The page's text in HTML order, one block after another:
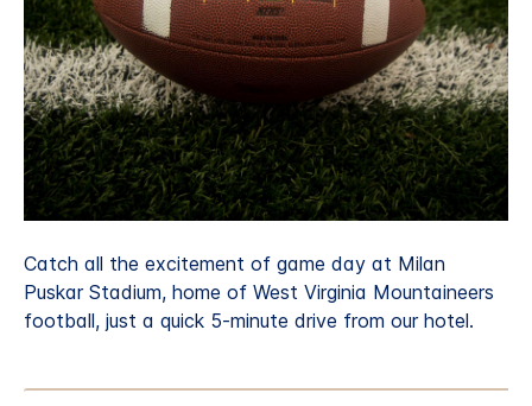
Catch all the excitement of game day at Milan
Puskar Stadium, home of West Virginia Mountaineers
football, just a quick 5-minute drive from our hotel.